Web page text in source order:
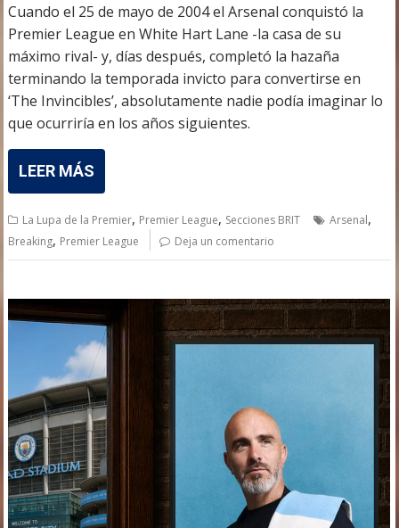
Cuando el 25 de mayo de 2004 el Arsenal conquistó la
Premier League en White Hart Lane -la casa de su
máximo rival- y, días después, completó la hazaña
terminando la temporada invicto para convertirse en
‘The Invincibles’, absolutamente nadie podía imaginar lo
que ocurriría en los años siguientes.
LEER MÁS
La Lupa de la Premier, Premier League, Secciones BRIT Arsenal,
Breaking, Premier League Deja un comentario